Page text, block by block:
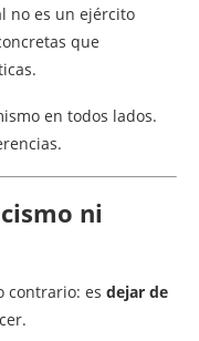
no es un ejército
que
en todos lados.
ni
contrario: es dejar de